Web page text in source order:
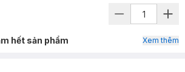
hết sản phẩm Xem thêm